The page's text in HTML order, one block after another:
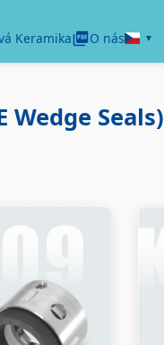
Keramika O nás
Wedge Seals)